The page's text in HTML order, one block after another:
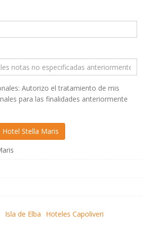
Autorizo el tratamiento de mis
para las finalidades anteriormente
Isla de Elba Hoteles Capoliveri